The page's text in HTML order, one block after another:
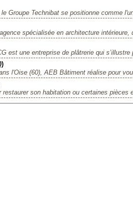
Groupe Technibat se positionne comme
spécialisée en architecture intérieure,
est une entreprise de plâtrerie qui s’illustre
l'Oise (60), AEB Bâtiment réalise pour
restaurer son habitation ou certaines pièces